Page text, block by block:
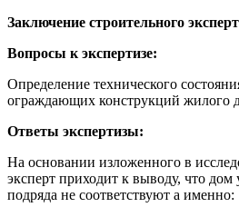
Заключение строительного
Вопросы к экспертизе:
Определение технического
ограждающих конструкций жилого
Ответы экспертизы:
На основании изложенного в
эксперт приходит к выводу, что дом
подряда не соответствуют а именно: